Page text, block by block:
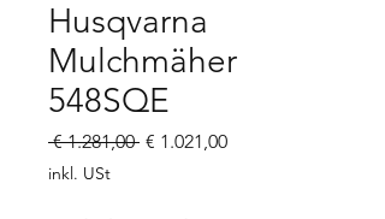
Husqvarna
Mulchmäher
548SQE
€ 1.281,00 Standardpreis
€ 1.021,00Sale-
inkl. USt